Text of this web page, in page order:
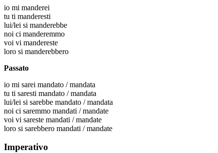
io mi manderei
tu ti manderesti
lui/lei si manderebbe
noi ci manderemmo
voi vi mandereste
loro si manderebbero
Passato
io mi sarei mandato / mandata
tu ti saresti mandato / mandata
lui/lei si sarebbe mandato / mandata
noi ci saremmo mandati / mandate
voi vi sareste mandati / mandate
loro si sarebbero mandati / mandate
Imperativo